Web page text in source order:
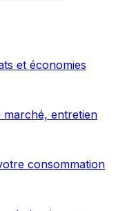
et économies
entretien
consommation